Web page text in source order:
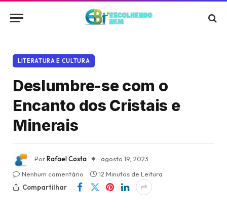
LITERATURA E CULTURA
Deslumbre-se com o
Encanto dos Cristais e
Minerais
PorRafael Costa
agosto 19, 2023
Nenhum comentário
12 Minutos de Leitura
Compartilhar